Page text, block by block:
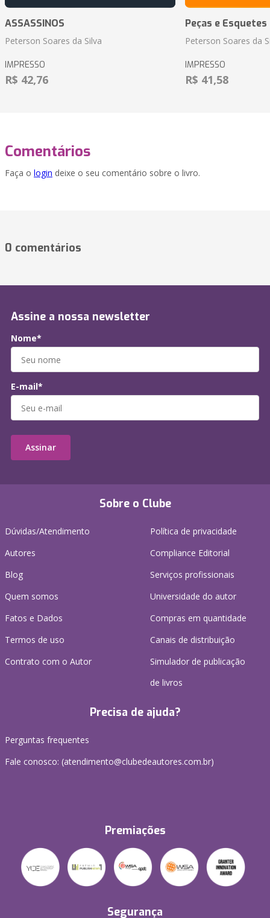
ASSASSINOS
Peterson Soares da Silva
IMPRESSO
R$ 42,76
Peças e
Peterson Soares da
IMPRESSO
R$ 41,58
Comentários
Faça o login deixe o seu comentário sobre o livro.
0 comentários
Sobre o Clube
Dúvidas/Atendimento
Autores
Blog
Quem somos
Fatos e Dados
Termos de uso
Contrato com o Autor
Política de privacidade
Compliance Editorial
Serviços profissionais
Universidade do autor
Compras em quantidade
Canais de distribuição
Simulador de publicação
de livros
Precisa de ajuda?
Perguntas frequentes
Fale conosco: (atendimento@clubedeautores.com.br)
Premiações
Segurança
Assine a nossa newsletter
Nome*
E-mail*
Assinar